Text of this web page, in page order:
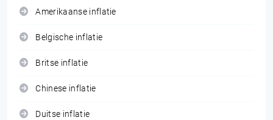
Amerikaanse inflatie
Belgische inflatie
Britse inflatie
Chinese inflatie
Duitse inflatie